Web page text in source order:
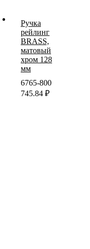
Ручка
рейлинг
BRASS,
матовый
хром 128
мм
6765-800
745.84 ₽